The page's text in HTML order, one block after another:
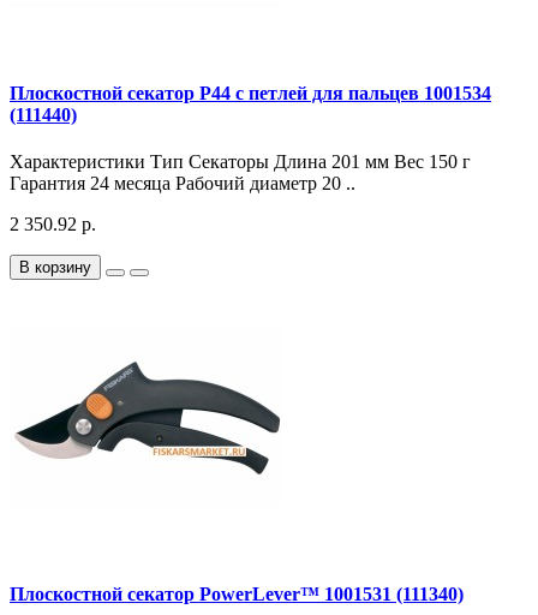
Плоскостной секатор P44 с петлей для пальцев 1001534
(111440)
Характеристики Тип Секаторы Длина 201 мм Вес 150 г
Гарантия 24 месяца Рабочий диаметр 20 ..
2 350.92 р.
В корзину
Плоскостной секатор PowerLever™ 1001531 (111340)